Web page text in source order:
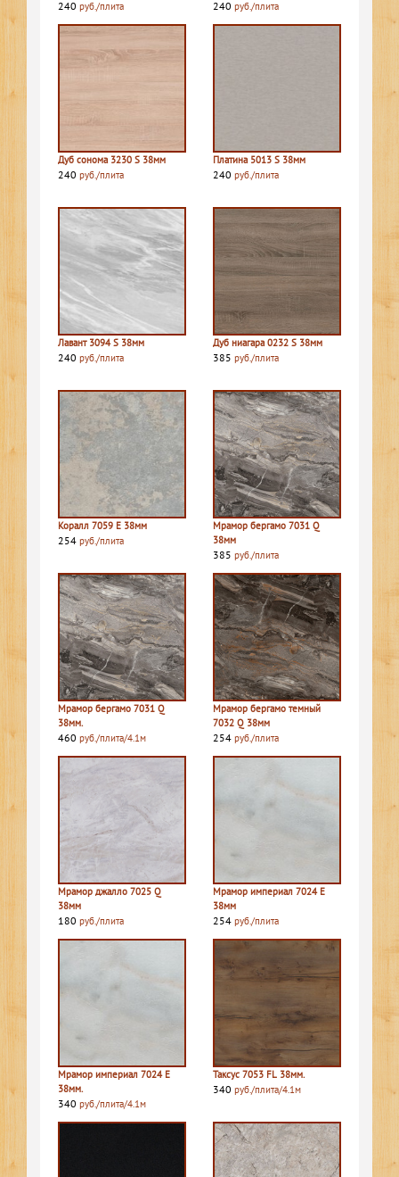
240 руб./плита 240 руб./плита
Дуб сонома 3230 S 38мм
240 руб./плита
Платина 5013 S 38мм
240 руб./плита
Лавант 3094 S 38мм
240 руб./плита
Дуб ниагара 0232 S 38мм
385 руб./плита
Коралл 7059 E 38мм
254 руб./плита
Мрамор бергамо 7031 Q
38мм
385 руб./плита
Мрамор бергамо 7031 Q
38мм.
460 руб./плита/4.1м
Мрамор бергамо темный
7032 Q 38мм
254 руб./плита
Мрамор джалло 7025 Q
38мм
180 руб./плита
Мрамор империал 7024 E
38мм
254 руб./плита
Мрамор империал 7024 E
38мм.
340 руб./плита/4.1м
Таксус 7053 FL 38мм.
340 руб./плита/4.1м